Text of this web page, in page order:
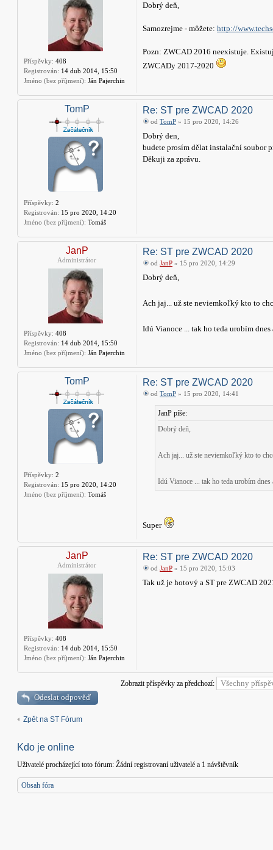
Příspěvky: 408
Registrován: 14 dub 2014, 15:50
Jméno (bez příjmení): Ján Pajerchin
Dobrý deň,
Samozrejme - môžete: http://
Pozn: ZWCAD 2016 neexistuje.
ZWCADy 2017-2020
TomP
Příspěvky: 2
Registrován: 15 pro 2020, 14:20
Jméno (bez příjmení): Tomáš
Re: ST pre ZWCAD 2020
od TomP » 15 pro 2020, 14:26
Dobrý den,
budete prosím dělat instalační soubor
Děkuji za zprávu.
JanP
Administrátor
Příspěvky: 408
Registrován: 14 dub 2014, 15:50
Jméno (bez příjmení): Ján Pajerchin
Re: ST pre ZWCAD 2020
od JanP » 15 pro 2020, 14:29
Dobrý deň,
Ach jaj... už ste neviemkoľký kto to
Idú Vianoce ... tak ho teda urobím
TomP
Příspěvky: 2
Registrován: 15 pro 2020, 14:20
Jméno (bez příjmení): Tomáš
Re: ST pre ZWCAD 2020
od TomP » 15 pro 2020, 14:41
JanP píše:
Dobrý deň,
Ach jaj... už ste neviemkoľký kto to
Idú Vianoce ... tak ho teda urobím
Super
JanP
Administrátor
Příspěvky: 408
Registrován: 14 dub 2014, 15:50
Jméno (bez příjmení): Ján Pajerchin
Re: ST pre ZWCAD 2020
od JanP » 15 pro 2020, 15:03
Tak už je hotový a ST pre ZWCAD
Zobrazit příspěvky za předchozí:
Odeslat odpověď
Zpět na ST Fórum
Kdo je online
Uživatelé procházející toto fórum: Žádní registrovaní uživatelé a 1 návštěvník
Obsah fóra